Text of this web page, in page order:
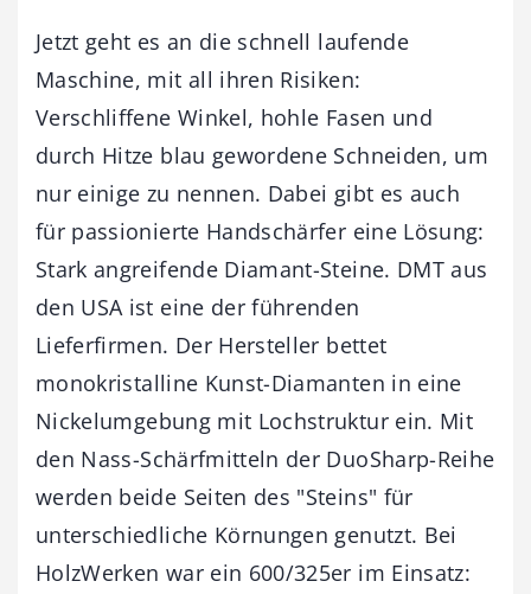
Jetzt geht es an die schnell laufende
Maschine, mit all ihren Risiken:
Verschliffene Winkel, hohle Fasen und
durch Hitze blau gewordene Schneiden, um
nur einige zu nennen. Dabei gibt es auch
für passionierte Handschärfer eine Lösung:
Stark angreifende Diamant-Steine. DMT aus
den USA ist eine der führenden
Lieferfirmen. Der Hersteller bettet
monokristalline Kunst-Diamanten in eine
Nickelumgebung mit Lochstruktur ein. Mit
den Nass-Schärfmitteln der DuoSharp-Reihe
werden beide Seiten des "Steins" für
unterschiedliche Körnungen genutzt. Bei
HolzWerken war ein 600/325er im Einsatz: